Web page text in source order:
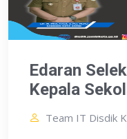
Edaran
Kepala
Team IT Disdik